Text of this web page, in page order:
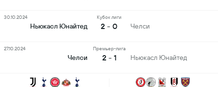
Ньюкасл Юнайтед
Кубок лиги
2 - 0 Челси
30.10.2024
Челси
Премьер-лига
2 - 1 Ньюкасл Юнайтед
27.10.2024